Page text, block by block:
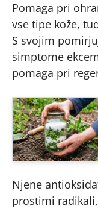
Pomaga pri
vse tipe kože,
S svojim
simptome
pomaga pri
Njene
prostimi